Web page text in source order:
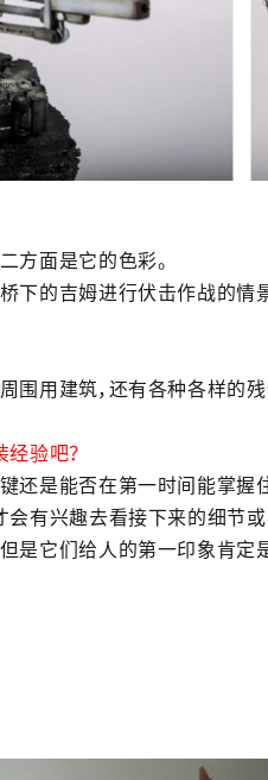
方面是它的色彩。
下的吉姆进行伏击作战的情
用建筑，还有各种各样的
验吧？
还是能否在第一时间能掌握
会有兴趣去看接下来的细节或
是它们给人的第一印象肯定